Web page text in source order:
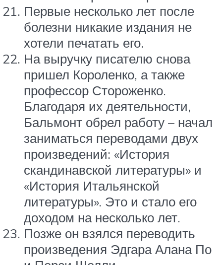
Первые несколько лет после
болезни никакие издания не
хотели печатать его.
На выручку писателю снова
пришел Короленко, а также
профессор Стороженко.
Благодаря их деятельности,
Бальмонт обрел работу – начал
заниматься переводами двух
произведений: «История
скандинавской литературы» и
«История Итальянской
литературы». Это и стало его
доходом на несколько лет.
Позже он взялся переводить
произведения Эдгара Алана По